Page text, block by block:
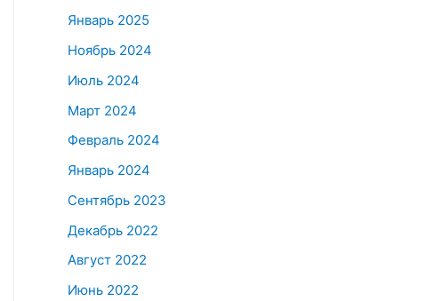
Январь 2025
Ноябрь 2024
Июль 2024
Март 2024
Февраль 2024
Январь 2024
Сентябрь 2023
Декабрь 2022
Август 2022
Июнь 2022